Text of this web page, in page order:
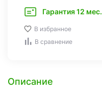
Гарантия 12 мес.
В избранное
В сравнение
Описание